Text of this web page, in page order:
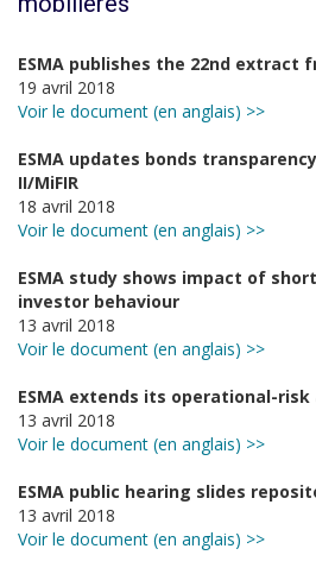
ESMA publishes the 22nd extract
19 avril 2018
Voir le document (en anglais) >>
ESMA updates bonds
II/MiFIR
18 avril 2018
Voir le document (en anglais) >>
ESMA study shows impact of
investor behaviour
13 avril 2018
Voir le document (en anglais) >>
ESMA extends its operational-risk
13 avril 2018
Voir le document (en anglais) >>
ESMA public hearing slides
13 avril 2018
Voir le document (en anglais) >>